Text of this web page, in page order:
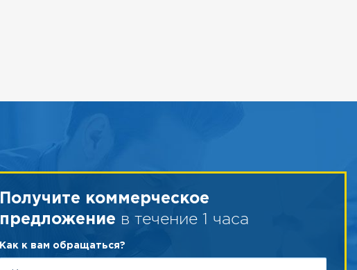
Получите коммерческое
предложение в течение 1 часа
Как к вам обращаться?